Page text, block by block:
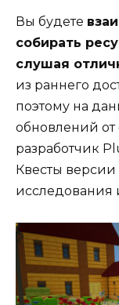
Вы будете
собирать
слушая
из раннего
поэтому на
обновлений от
разработчик
Квесты версии
исследования